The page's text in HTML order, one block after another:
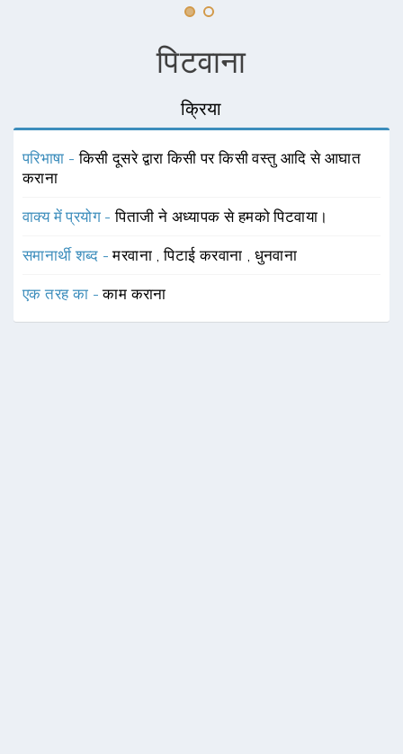
पिटवाना
क्रिया
परिभाषा -किसी दूसरे द्वारा किसी पर किसी वस्तु आदि से आघात
कराना
वाक्य में प्रयोग -पिताजी ने अध्यापक से हमको पिटवाया।
समानार्थी शब्द -मरवाना ,पिटाई करवाना , धुनवाना
एक तरह का -काम कराना